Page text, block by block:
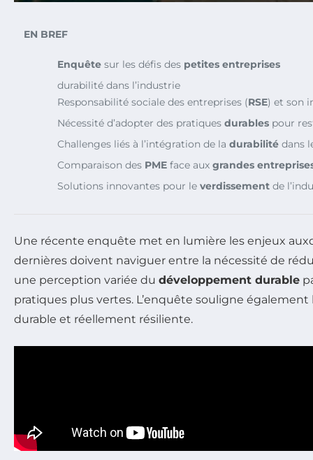
EN BREF
Enquête sur les défis des petites entreprises
durabilité dans l’industrie
Responsabilité sociale des entreprises (RSE) et son
Nécessité d’adopter des pratiques durables pour
Challenges liés à l’intégration de la durabilité dans
Comparaison des PME face aux grandes
Solutions innovantes pour le verdissement de
Une récente enquête met en lumière les enjeux
dernières doivent naviguer entre la nécessité de
une perception variée du développement durable
pratiques plus vertes. L’enquête souligne
durable et réellement résiliente.